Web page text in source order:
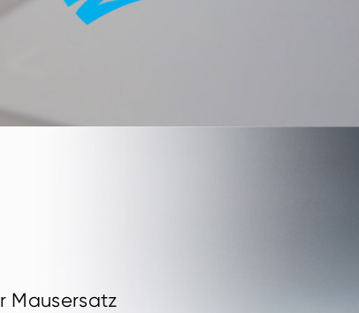
Mausersatz